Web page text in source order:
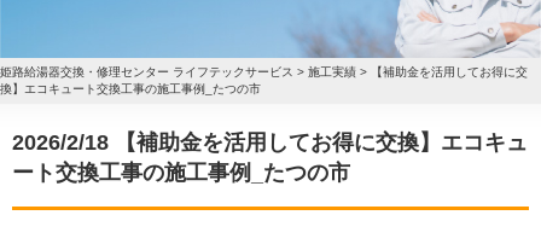
姫路給湯器交換・修理センター ライフテックサービス > 施工実績 >
【補助金を活用してお得に交
換】エコキュート交換工事の施工事例_たつの市
2026/2/18 【補助金を活用してお得に交換】エコキュ
ート交換工事の施工事例_たつの市